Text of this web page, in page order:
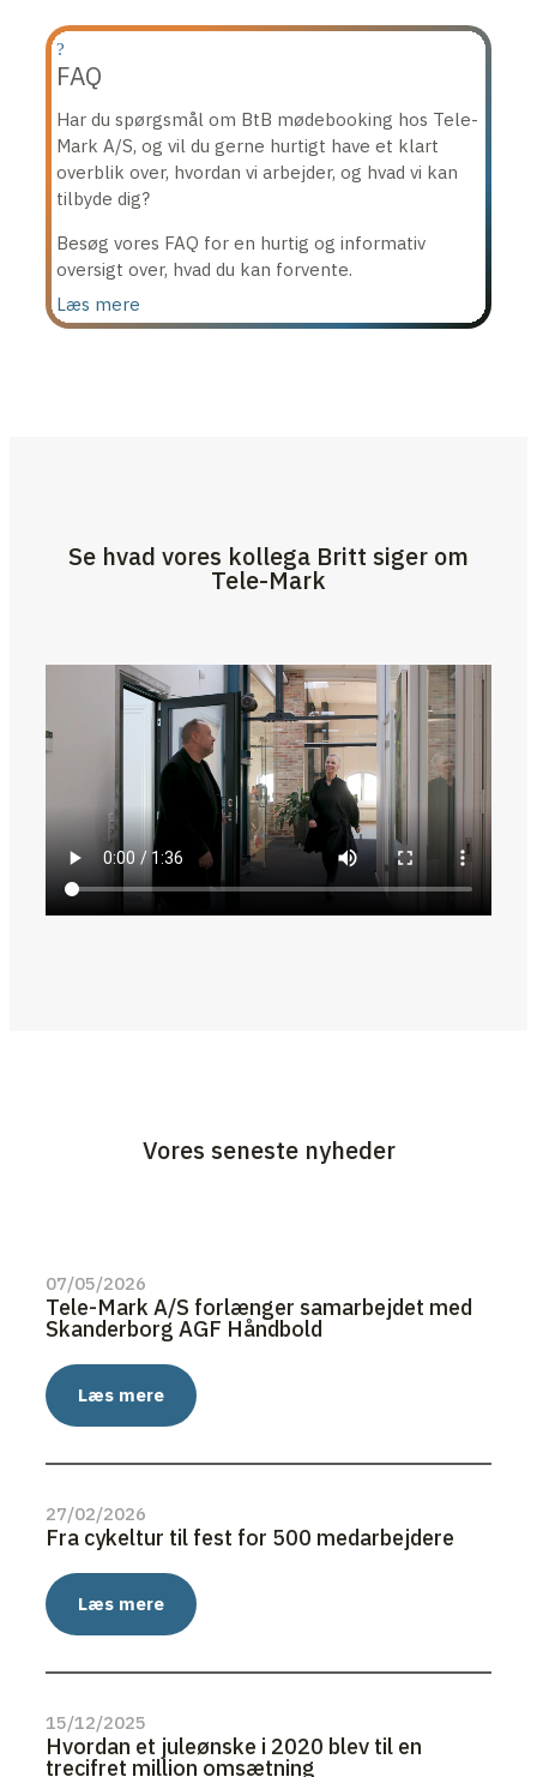
FAQ
Har du spørgsmål om BtB mødebooking hos Tele-
Mark A/S, og vil du gerne hurtigt have et klart
overblik over, hvordan vi arbejder, og hvad vi kan
tilbyde dig?
Besøg vores FAQ for en hurtig og informativ
oversigt over, hvad du kan forvente.
Læs mere
Se hvad vores kollega Britt siger om
Tele-Mark
Vores seneste nyheder
07/05/2026
Tele-Mark A/S forlænger samarbejdet med
Skanderborg AGF Håndbold
Læs mere
27/02/2026
Fra cykeltur til fest for 500 medarbejdere
Læs mere
15/12/2025
Hvordan et juleønske i 2020 blev til en
trecifret million omsætning